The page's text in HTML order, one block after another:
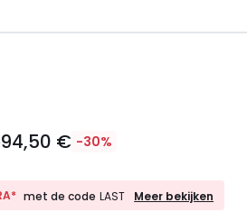
94,50 € -30%
met de code LAST
10%
Meer bekijken